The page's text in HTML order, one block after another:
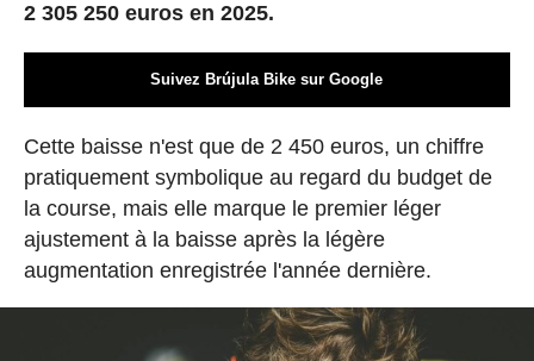
2 305 250 euros en 2025.
Suivez Brújula Bike sur Google
Cette baisse n'est que de 2 450 euros, un chiffre
pratiquement symbolique au regard du budget de
la course, mais elle marque le premier léger
ajustement à la baisse après la légère
augmentation enregistrée l'année dernière.